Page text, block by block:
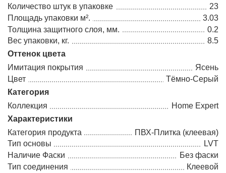
Количество штук в упаковке
23
Площадь упаковки м².
3.03
Толщина защитного слоя, мм.
0.2
Вес упаковки, кг.
8.5
Оттенок цвета
Имитация покрытия
Ясень
Цвет
Тёмно-Серый
Категория
Коллекция
Home Expert
Характеристики
Категория продукта
ПВХ-Плитка (клеевая)
Тип основы
LVT
Наличие Фаски
Без фаски
Тип соединения
Клеевой